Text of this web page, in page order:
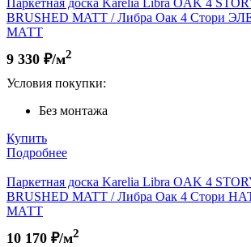
BRUSHED MATT / Либра Оак 4 Стори
МАТТ
9 330 ₽/м2
Условия покупки:
Без монтажа
Купить
Подробнее
Паркетная доска Karelia Libra OAK 4
BRUSHED MATT / Либра Оак 4 Стори
МАТТ
10 170 ₽/м2